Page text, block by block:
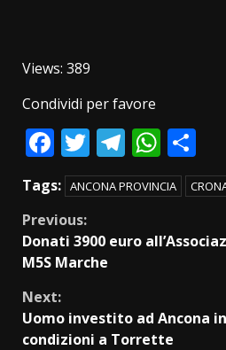
Views: 389
Condividi per favore
Facebook
Twitter
Tags: ANCONA PROVINCIA
Continue
Reading
Previous:
Donati 3900 euro
M5S Marche
Next:
Uomo investito ad Ancona
condizioni a Torrette